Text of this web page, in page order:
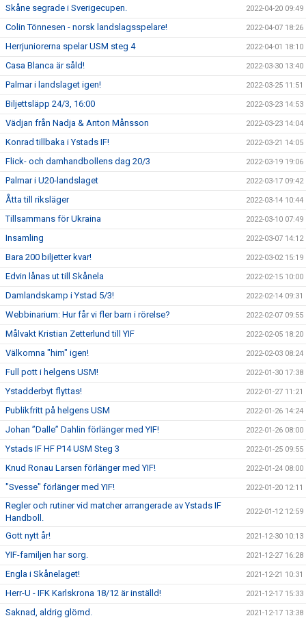
Skåne segrade i Sverigecupen. 2022-04-20 09:49
Colin Tönnesen - norsk landslagsspelare! 2022-04-07 18:26
Herrjuniorerna spelar USM steg 4 2022-04-01 18:10
Casa Blanca är såld! 2022-03-30 13:40
Palmar i landslaget igen! 2022-03-25 11:51
Biljettsläpp 24/3, 16:00 2022-03-23 14:53
Vädjan från Nadja & Anton Månsson 2022-03-23 14:04
Konrad tillbaka i Ystads IF! 2022-03-21 14:05
Flick- och damhandbollens dag 20/3 2022-03-19 19:06
Palmar i U20-landslaget 2022-03-17 09:42
Åtta till riksläger 2022-03-14 10:44
Tillsammans för Ukraina 2022-03-10 07:49
Insamling 2022-03-07 14:12
Bara 200 biljetter kvar! 2022-03-02 15:19
Edvin lånas ut till Skånela 2022-02-15 10:00
Damlandskamp i Ystad 5/3! 2022-02-14 09:31
Webbinarium: Hur får vi fler barn i rörelse? 2022-02-07 09:55
Målvakt Kristian Zetterlund till YIF 2022-02-05 18:20
Välkomna "him" igen! 2022-02-03 08:24
Full pott i helgens USM! 2022-01-30 17:38
Ystadderbyt flyttas! 2022-01-27 11:21
Publikfritt på helgens USM 2022-01-26 14:24
Johan ”Dalle” Dahlin förlänger med YIF! 2022-01-26 08:00
Ystads IF HF P14 USM Steg 3 2022-01-25 09:55
Knud Ronau Larsen förlänger med YIF! 2022-01-24 08:00
"Svesse" förlänger med YIF! 2022-01-20 12:11
Regler och rutiner vid matcher arrangerade av Ystads IF
Handboll.
2022-01-12 12:59
Gott nytt år! 2021-12-30 10:13
YIF-familjen har sorg. 2021-12-27 16:28
Engla i Skånelaget! 2021-12-21 10:31
Herr-U - IFK Karlskrona 18/12 är inställd! 2021-12-17 15:33
Saknad, aldrig glömd. 2021-12-17 13:38